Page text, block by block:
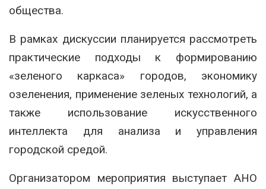
общества.
В рамках дискуссии планируется рассмотреть
практические подходы к формированию
«зеленого каркаса» городов, экономику
озеленения, применение зеленых технологий, а
также использование искусственного
интеллекта для анализа и управления
городской средой.
Организатором мероприятия выступает АНО